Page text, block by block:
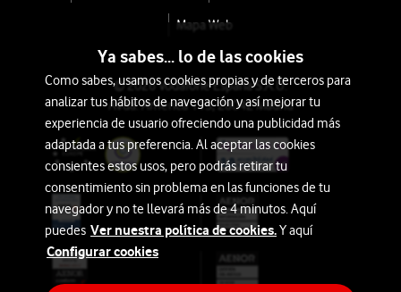
Mapa Web
© 2026 Vodafone España S.A.U.
Avda. América 115, 28042 Madrid
Ya sabes... lo de las cookies
Como sabes, usamos cookies propias y de terceros para
analizar tus hábitos de navegación y así mejorar tu
experiencia de usuario ofreciendo una publicidad más
adaptada a tus preferencia. Al aceptar las cookies
consientes estos usos, pero podrás retirar tu
consentimiento sin problema en las funciones de tu
navegador y no te llevará más de 4 minutos. Aquí
puedes Ver nuestra política de cookies.Y aquí
Configurar cookies